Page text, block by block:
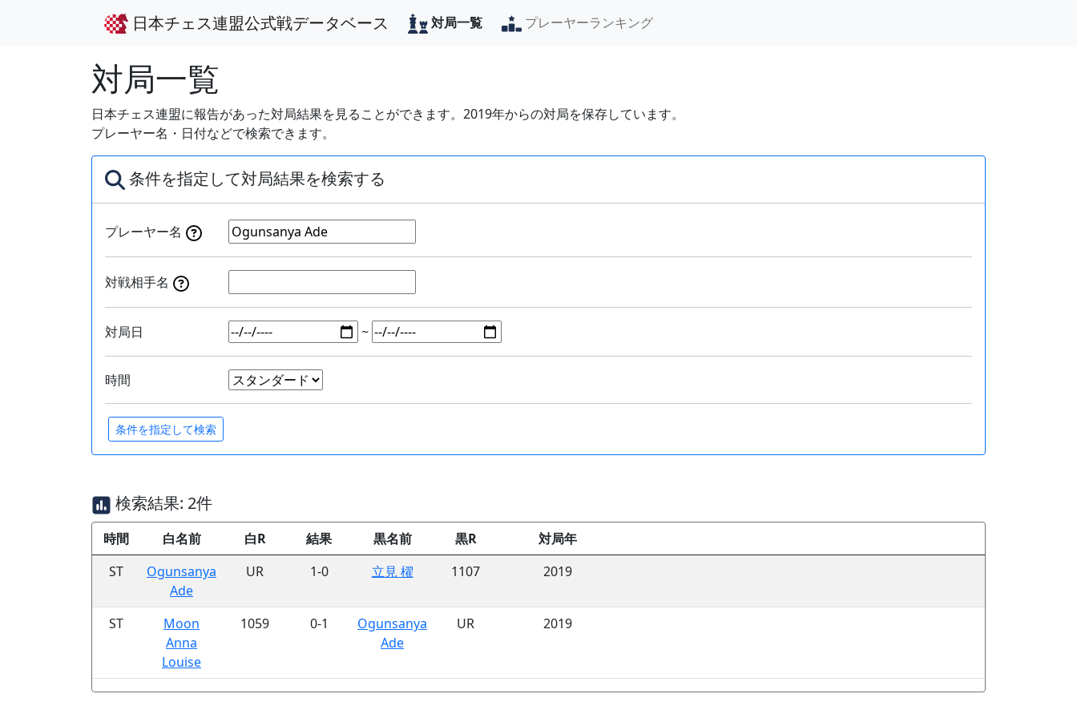
日本チェス連盟公式戦データベース 対局一覧 プレーヤーランキング
対局一覧
日本チェス連盟に報告があった対局結果を見ることができます。2019年からの対局を保存しています。
プレーヤー名・日付などで検索できます。
条件を指定して対局結果を検索する
プレーヤー名
対戦相手名
対局日 ~
時間
検索結果: 2件
時間 白名前 白R 結果 黒名前 黒R
対局年
ST
Ogunsanya
Ade
UR 1-0 立見 櫂 1107 2019
ST
Moon
Anna
Louise
1059 0-1
Ogunsanya
Ade
UR 2019